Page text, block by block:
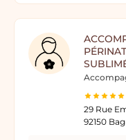
29 Rue
92150